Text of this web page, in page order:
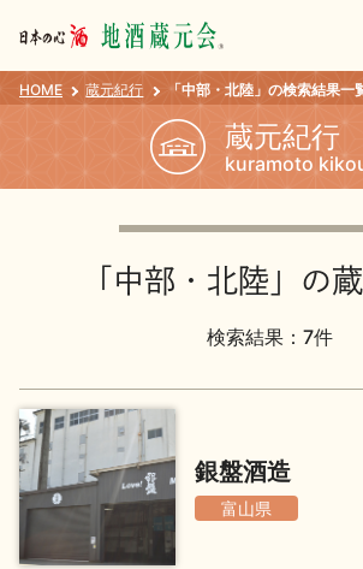
会員登録
蔵元紀行
HOME 蔵元紀行 「中部・北陸」の検索結果一
蔵元紀行
kuramoto
「中部・北陸」の
検索結果：7件
銀盤酒造
富山県